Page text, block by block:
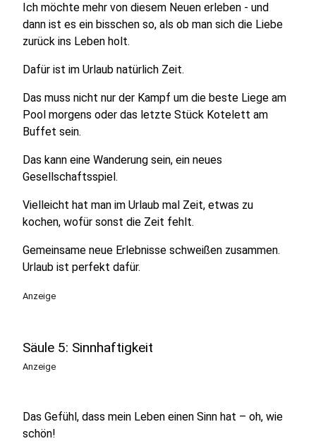
Ich möchte mehr von diesem Neuen erleben - und
dann ist es ein bisschen so, als ob man sich die Liebe
zurück ins Leben holt.
Dafür ist im Urlaub natürlich Zeit.
Das muss nicht nur der Kampf um die beste Liege am
Pool morgens oder das letzte Stück Kotelett am
Buffet sein.
Das kann eine Wanderung sein, ein neues
Gesellschaftsspiel.
Vielleicht hat man im Urlaub mal Zeit, etwas zu
kochen, wofür sonst die Zeit fehlt.
Gemeinsame neue Erlebnisse schweißen zusammen.
Urlaub ist perfekt dafür.
Anzeige
Säule 5: Sinnhaftigkeit
Anzeige
Das Gefühl, dass mein Leben einen Sinn hat – oh, wie
schön!